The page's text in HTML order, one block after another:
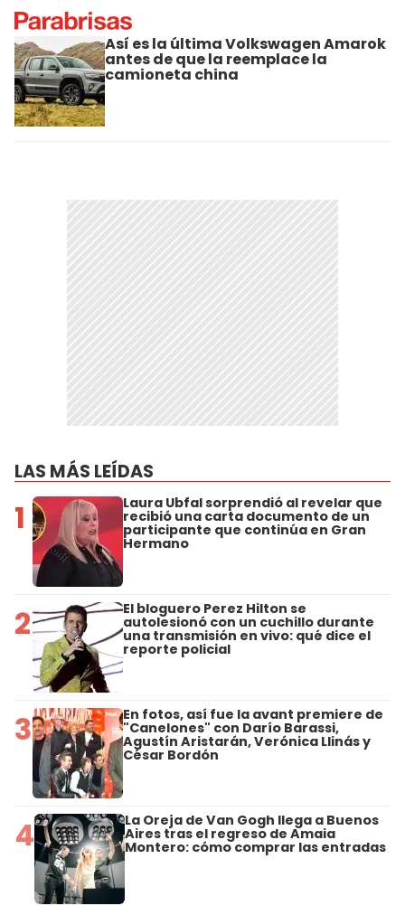
Así es la última Volkswagen Amarok
antes de que la reemplace la
camioneta china
LAS MÁS LEÍDAS
1 Laura Ubfal sorprendió al revelar que
recibió una carta documento de un
participante que continúa en Gran
Hermano
2 El bloguero Perez Hilton se
autolesionó con un cuchillo durante
una transmisión en vivo: qué dice el
reporte policial
3 En fotos, así fue la avant premiere de
"Canelones" con Darío Barassi,
Agustín Aristarán, Verónica Llinás y
César Bordón
4 La Oreja de Van Gogh llega a Buenos
Aires tras el regreso de Amaia
Montero: cómo comprar las entradas